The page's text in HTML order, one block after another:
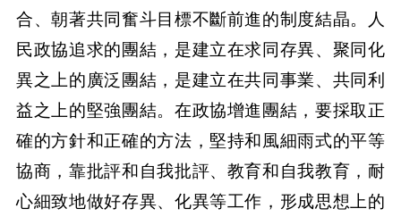
合、朝著共同奮斗目標不斷前進的制度結晶。人
民政協追求的團結，是建立在求同存異、聚同化
異之上的廣泛團結，是建立在共同事業、共同利
益之上的堅強團結。在政協增進團結，要採取正
確的方針和正確的方法，堅持和風細雨式的平等
協商，靠批評和自我批評、教育和自我教育，耐
心細致地做好存異、化異等工作，形成思想上的